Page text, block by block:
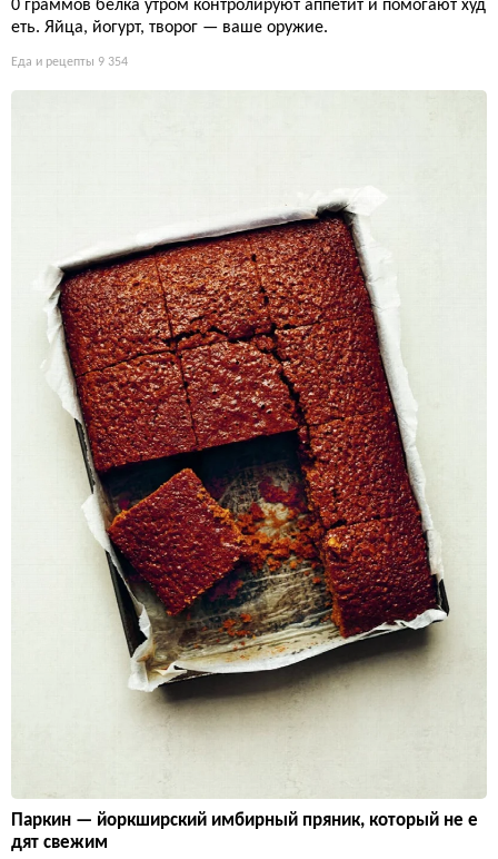
0 граммов белка утром контролируют аппетит и помогают худ
еть. Яйца, йогурт, творог — ваше оружие.
Еда и рецепты 9 354
Паркин — йоркширский имбирный пряник, который не е
дят свежим